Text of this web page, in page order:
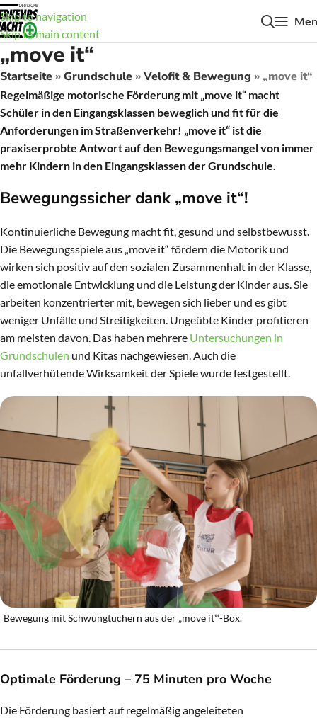
Skip to navigation
Skip to main content
„move it“
Startseite»Grundschule»Velofit & Bewegung »„move it“
Regelmäßige motorische Förderung mit „move it“ macht
Schüler in den Eingangsklassen beweglich und fit für die
Anforderungen im Straßenverkehr! „move it“ ist die
praxiserprobte Antwort auf den Bewegungsmangel von immer
mehr Kindern in den Eingangsklassen der Grundschule.
Bewegungssicher dank „move it“!
Kontinuierliche Bewegung macht fit, gesund und selbstbewusst.
Die Bewegungsspiele aus „move it“ fördern die Motorik und
wirken sich positiv auf den sozialen Zusammenhalt in der Klasse,
die emotionale Entwicklung und die Leistung der Kinder aus. Sie
arbeiten konzentrierter mit, bewegen sich lieber und es gibt
weniger Unfälle und Streitigkeiten. Ungeübte Kinder profitieren
am meisten davon. Das haben mehrere Untersuchungen in
Grundschulen und Kitas nachgewiesen. Auch die
unfallverhütende Wirksamkeit der Spiele wurde festgestellt.
Bewegung mit Schwungtüchern aus der „move it“-Box.
Optimale Förderung – 75 Minuten pro Woche
Die Förderung basiert auf regelmäßig angeleiteten